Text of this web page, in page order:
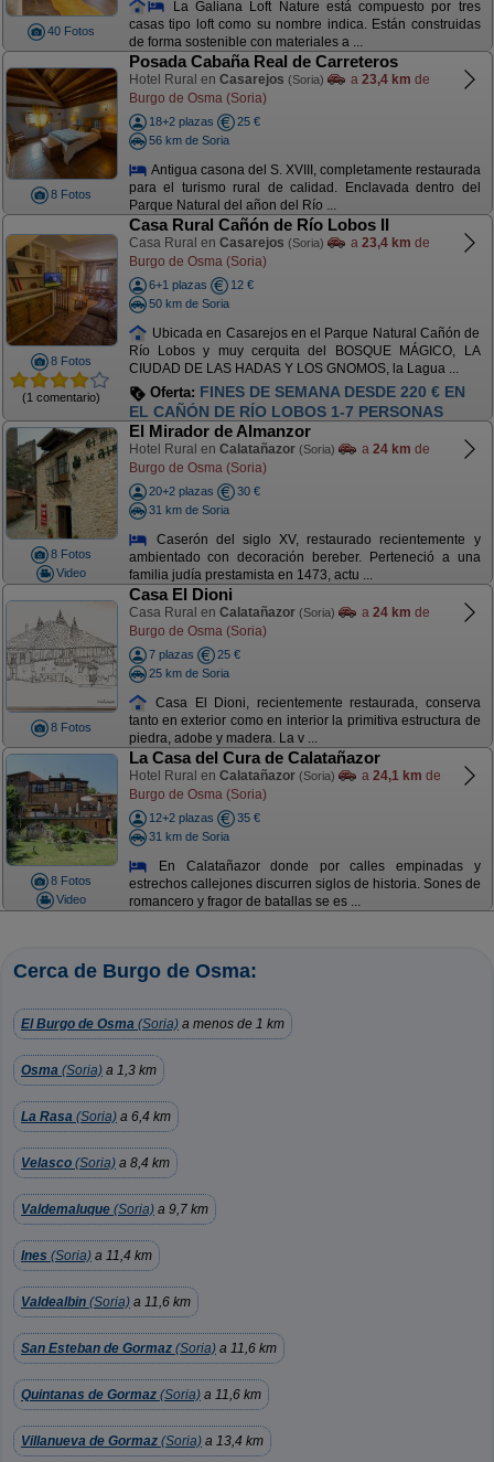
40 Fotos
La Galiana Loft Nature está compuesto por tres
casas tipo loft como su nombre indica. Están construidas
de forma sostenible con materiales a ...
8 Fotos
Posada Cabaña Real de Carreteros
Hotel Rural en Casarejos (Soria) a 23,4 km de
Burgo de Osma (Soria)
18+2 plazas
25 €
56 km de Soria
Antigua casona del S. XVIII, completamente restaurada
para el turismo rural de calidad. Enclavada dentro del
Parque Natural del añon del Río ...
8 Fotos
(1 comentario)
Casa Rural Cañón de Río Lobos II
Casa Rural en Casarejos (Soria) a 23,4 km de
Burgo de Osma (Soria)
6+1 plazas
12 €
50 km de Soria
Ubicada en Casarejos en el Parque Natural Cañón de
Río Lobos y muy cerquita del BOSQUE MÁGICO, LA
CIUDAD DE LAS HADAS Y LOS GNOMOS, la Lagua ...
Oferta: FINES DE SEMANA DESDE 220 € EN
EL CAÑÓN DE RÍO LOBOS 1-7 PERSONAS
8 Fotos
Video
El Mirador de Almanzor
Hotel Rural en Calatañazor (Soria) a 24 km de
Burgo de Osma (Soria)
20+2 plazas
30 €
31 km de Soria
Caserón del siglo XV, restaurado recientemente y
ambientado con decoración bereber. Perteneció a una
familia judía prestamista en 1473, actu ...
8 Fotos
Casa El Dioni
Casa Rural en Calatañazor (Soria) a 24 km de
Burgo de Osma (Soria)
7 plazas
25 €
25 km de Soria
Casa El Dioni, recientemente restaurada, conserva
tanto en exterior como en interior la primitiva estructura de
piedra, adobe y madera. La v ...
8 Fotos
Video
La Casa del Cura de Calatañazor
Hotel Rural en Calatañazor (Soria) a 24,1 km de
Burgo de Osma (Soria)
12+2 plazas
35 €
31 km de Soria
En Calatañazor donde por calles empinadas y
estrechos callejones discurren siglos de historia. Sones de
romancero y fragor de batallas se es ...
Cerca de Burgo de Osma:
El Burgo de Osma (Soria) a menos de 1 km
Osma (Soria) a 1,3 km
La Rasa (Soria) a 6,4 km
Velasco (Soria) a 8,4 km
Valdemaluque (Soria) a 9,7 km
Ines (Soria) a 11,4 km
Valdealbin (Soria) a 11,6 km
San Esteban de Gormaz (Soria) a 11,6 km
Quintanas de Gormaz (Soria) a 11,6 km
Villanueva de Gormaz (Soria) a 13,4 km